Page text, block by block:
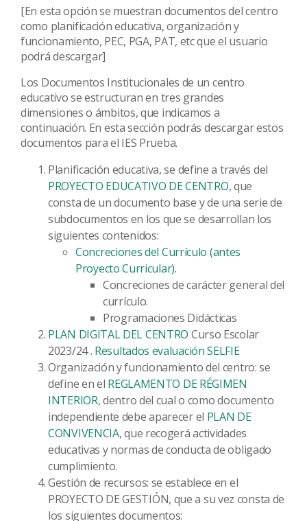
[En esta opción se muestran documentos del centro
como planificación educativa, organización y
funcionamiento, PEC, PGA, PAT, etc que el usuario
podrá descargar]
Los Documentos Institucionales de un centro
educativo se estructuran en tres grandes
dimensiones o ámbitos, que indicamos a
continuación. En esta sección podrás descargar estos
documentos para el IES Prueba.
Planificación educativa, se define a través del
PROYECTO EDUCATIVO DE CENTRO, que
consta de un documento base y de una serie de
subdocumentos en los que se desarrollan los
siguientes contenidos:
Concreciones del Currículo (antes
Proyecto Curricular).
Concreciones de carácter general del
currículo.
Programaciones Didácticas
PLAN DIGITAL DEL CENTRO Curso Escolar
2023/24 . Resultados evaluación SELFIE
Organización y funcionamiento del centro: se
define en el REGLAMENTO DE RÉGIMEN
INTERIOR, dentro del cual o como documento
independiente debe aparecer el PLAN DE
CONVIVENCIA, que recogerá actividades
educativas y normas de conducta de obligado
cumplimiento.
Gestión de recursos: se establece en el
PROYECTO DE GESTIÓN, que a su vez consta de
los siguientes documentos: